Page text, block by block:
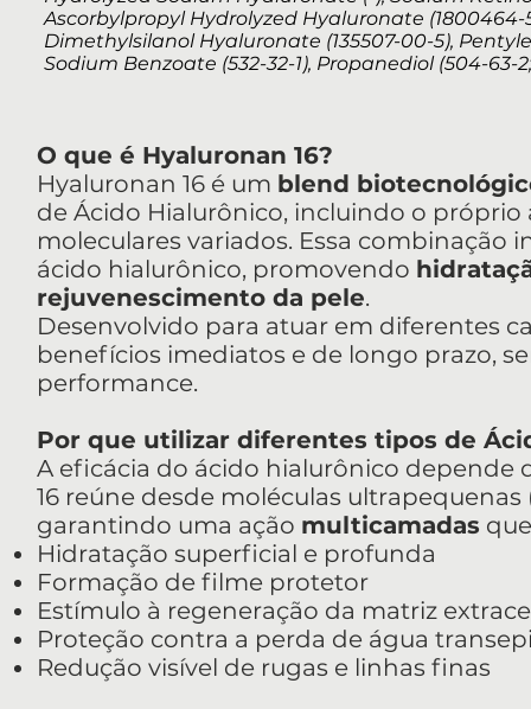
Ascorbylpropyl Hydrolyzed Hyaluronate (1800464-
Dimethylsilanol Hyaluronate (135507-00-5),
Sodium Benzoate (532-32-1), Propanediol (504-63-
O que é Hyaluronan 16?
Hyaluronan 16 é um blend
de Ácido Hialurônico, incluindo o próprio
moleculares variados. Essa combinação
ácido hialurônico, promovendo
rejuvenescimento da pele.
Desenvolvido para atuar em diferentes
benefícios imediatos e de longo prazo,
performance.
Por que utilizar diferentes tipos de
A eficácia do ácido hialurônico depende
16 reúne desde moléculas
garantindo uma ação multicamadas
Hidratação superficial e profunda
Formação de filme protetor
Estímulo à regeneração da matriz
Proteção contra a perda de água
Redução visível de rugas e linhas finas